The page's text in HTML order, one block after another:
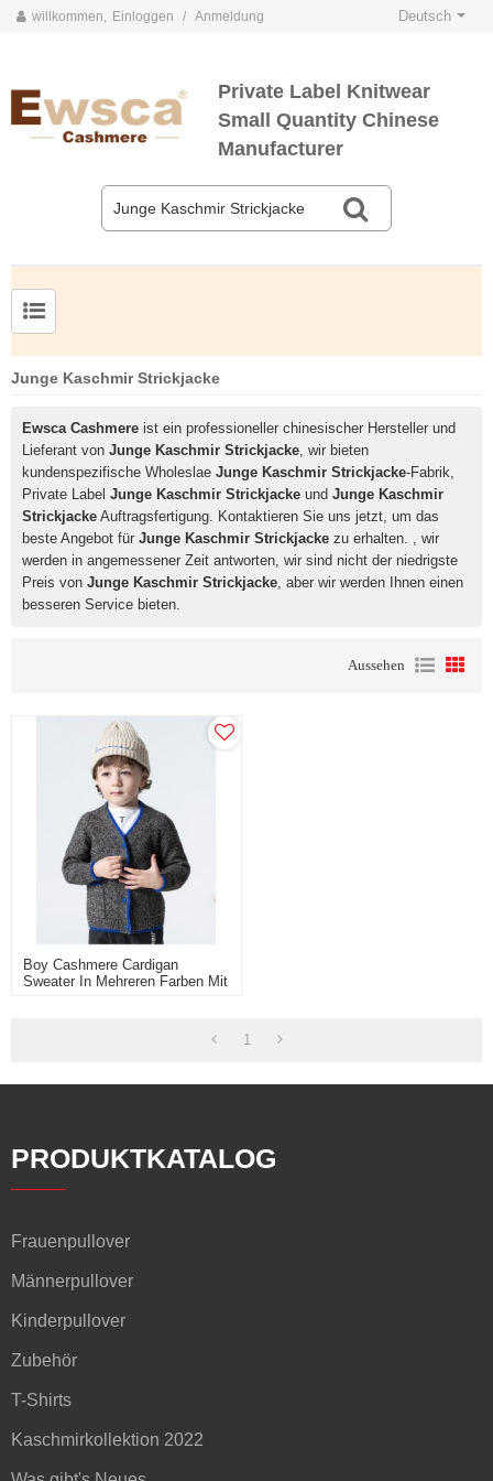
willkommen, Einloggen / Anmeldung Deutsch
Private Label Knitwear
Small Quantity Chinese
Manufacturer
Junge Kaschmir Strickjacke
Ewsca Cashmere ist ein professioneller chinesischer Hersteller und
Lieferant von Junge Kaschmir Strickjacke, wir bieten
kundenspezifische Wholeslae Junge Kaschmir Strickjacke-Fabrik,
Private Label Junge Kaschmir Strickjacke und Junge Kaschmir
Strickjacke Auftragsfertigung. Kontaktieren Sie uns jetzt, um das
beste Angebot für Junge Kaschmir Strickjacke zu erhalten. , wir
werden in angemessener Zeit antworten, wir sind nicht der niedrigste
Preis von Junge Kaschmir Strickjacke, aber wir werden Ihnen einen
besseren Service bieten.
Aussehen
Boy Cashmere Cardigan
Sweater In Mehreren Farben Mit
1
PRODUKTKATALOG
Frauenpullover
Männerpullover
Kinderpullover
Zubehör
T-Shirts
Kaschmirkollektion 2022